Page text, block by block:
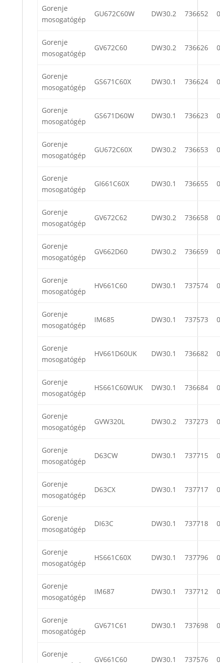
Gorenje
mosogatógép
GU672C60W DW30.2 736652
Gorenje
mosogatógép
GV672C60 DW30.2 736626
Gorenje
mosogatógép
GS671C60X DW30.1 736624
Gorenje
mosogatógép
GS671D60W DW30.1 736623
Gorenje
mosogatógép
GU672C60X DW30.2 736653
Gorenje
mosogatógép
GI661C60X DW30.1 736655
Gorenje
mosogatógép
GV672C62 DW30.2 736658
Gorenje
mosogatógép
GV662D60 DW30.2 736659
Gorenje
mosogatógép
HV661C60 DW30.1 737574
Gorenje
mosogatógép
IM685 DW30.1 737573
Gorenje
mosogatógép
HV661D60UK DW30.1 736682
Gorenje
mosogatógép
HS661C60WUK DW30.1 736684
Gorenje
mosogatógép
GVW320L DW30.2 737273
Gorenje
mosogatógép
D63CW DW30.1 737715
Gorenje
mosogatógép
D63CX DW30.1 737717
Gorenje
mosogatógép
DI63C DW30.1 737718
Gorenje
mosogatógép
HS661C60X DW30.1 737796
Gorenje
mosogatógép
IM687 DW30.1 737712
Gorenje
mosogatógép
GV671C61 DW30.1 737698
Gorenje
GV661C60 DW30.1 737576